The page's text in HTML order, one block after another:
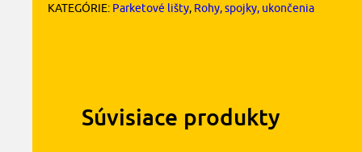
KATEGÓRIE: Parketové lišty, Rohy, spojky, ukončenia
Súvisiace produkty